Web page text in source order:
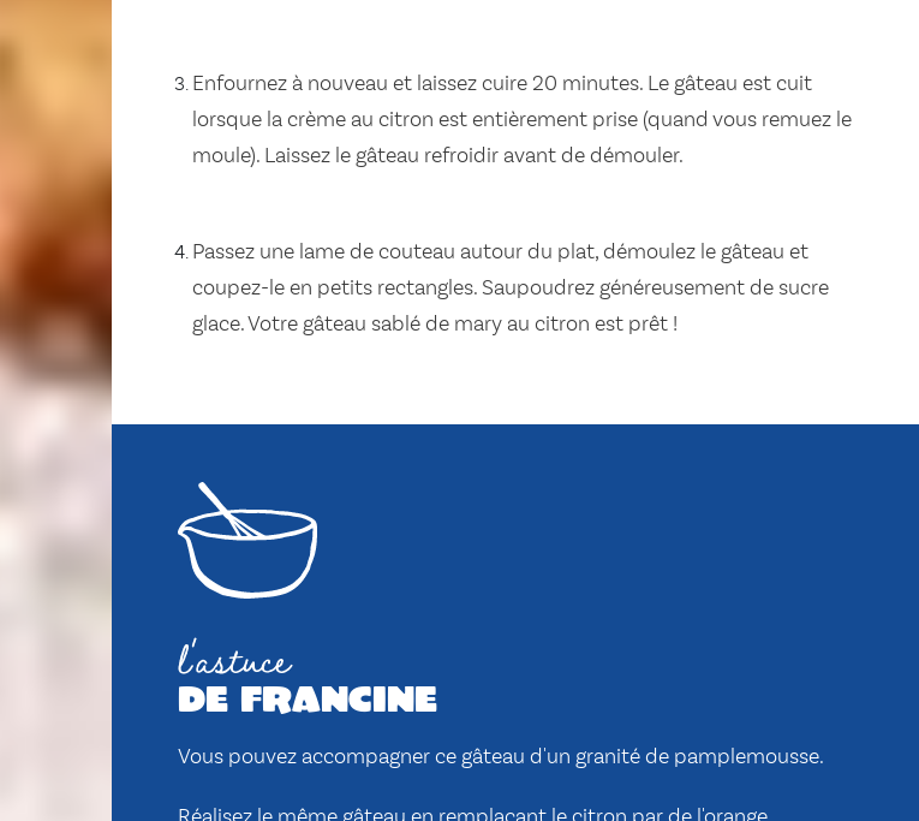
Enfournez à nouveau et laissez cuire 20 minutes. Le gâteau est cuit
lorsque la crème au citron est entièrement prise (quand vous remuez le
moule). Laissez le gâteau refroidir avant de démouler.
Passez une lame de couteau autour du plat, démoulez le gâteau et
coupez-le en petits rectangles. Saupoudrez généreusement de sucre
glace. Votre gâteau sablé de mary au citron est prêt !
l'astuce
de francine
Vous pouvez accompagner ce gâteau d'un granité de pamplemousse.